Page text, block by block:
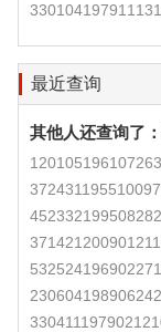
最近查询
其他人还查询了：